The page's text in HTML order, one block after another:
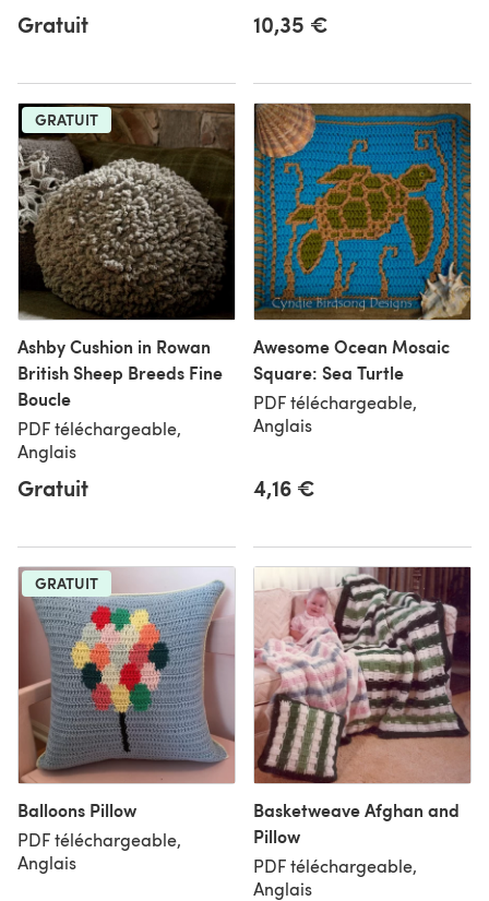
Gratuit 10,35 €
GRATUIT
Ashby Cushion in Rowan
British Sheep Breeds Fine
Boucle
PDF téléchargeable,
Anglais
Gratuit
Awesome Ocean Mosaic
Square: Sea Turtle
PDF téléchargeable,
Anglais
4,16 €
GRATUIT
Balloons Pillow
PDF téléchargeable,
Anglais
Basketweave Afghan and
Pillow
PDF téléchargeable,
Anglais